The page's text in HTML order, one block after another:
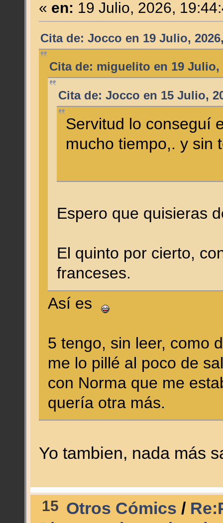
« en: 19 Julio, 2026,
Cita de: Jocco en 19 Julio,
Cita de: miguelito en 19 Julio,
Cita de: Jocco en 15 Julio,
Servitud lo conseguí
mucho tiempo,. y
Espero que quisieras
El quinto por cierto,
franceses.
Así es
5 tengo, sin leer, como
me lo pillé al poco de
con Norma que me
quería otra más.
Yo tambien, nada más
15 Otros Cómics /